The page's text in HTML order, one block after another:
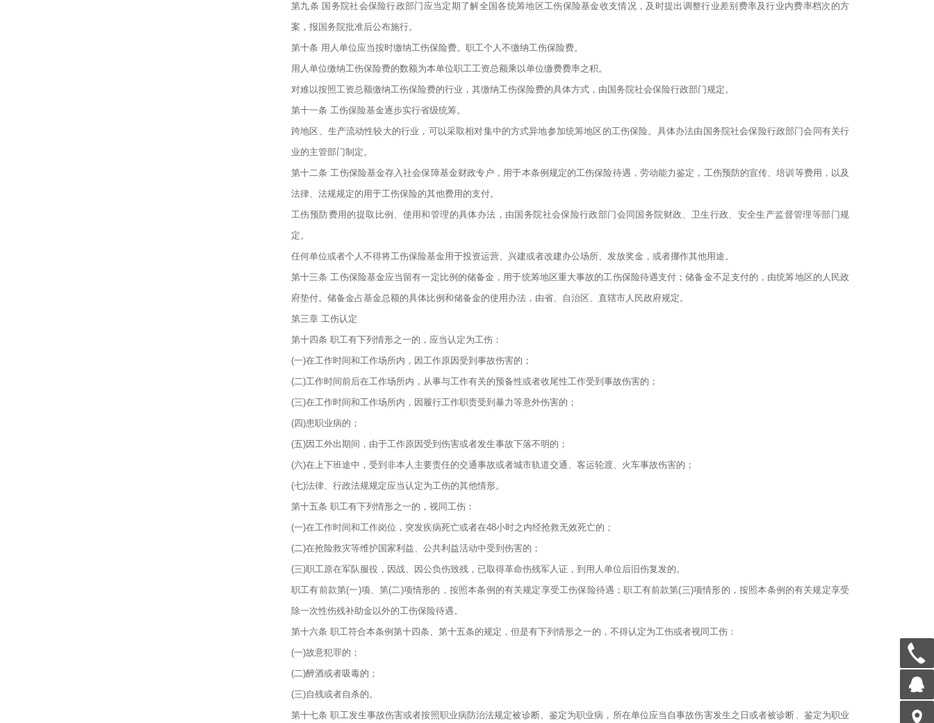
第九条 国务院社会保险行政部门应当定期了解全国各统筹地区工伤保险基金收支情况，及时提出调整行业差别费率及行业内费率档次的方
案，报国务院批准后公布施行。
第十条 用人单位应当按时缴纳工伤保险费。职工个人不缴纳工伤保险费。
用人单位缴纳工伤保险费的数额为本单位职工工资总额乘以单位缴费费率之积。
对难以按照工资总额缴纳工伤保险费的行业，其缴纳工伤保险费的具体方式，由国务院社会保险行政部门规定。
第十一条 工伤保险基金逐步实行省级统筹。
跨地区、生产流动性较大的行业，可以采取相对集中的方式异地参加统筹地区的工伤保险。具体办法由国务院社会保险行政部门会同有关行
业的主管部门制定。
第十二条 工伤保险基金存入社会保障基金财政专户，用于本条例规定的工伤保险待遇，劳动能力鉴定，工伤预防的宣传、培训等费用，以及
法律、法规规定的用于工伤保险的其他费用的支付。
工伤预防费用的提取比例、使用和管理的具体办法，由国务院社会保险行政部门会同国务院财政、卫生行政、安全生产监督管理等部门规
定。
任何单位或者个人不得将工伤保险基金用于投资运营、兴建或者改建办公场所、发放奖金，或者挪作其他用途。
第十三条 工伤保险基金应当留有一定比例的储备金，用于统筹地区重大事故的工伤保险待遇支付；储备金不足支付的，由统筹地区的人民政
府垫付。储备金占基金总额的具体比例和储备金的使用办法，由省、自治区、直辖市人民政府规定。
第三章 工伤认定
第十四条 职工有下列情形之一的，应当认定为工伤：
(一)在工作时间和工作场所内，因工作原因受到事故伤害的；
(二)工作时间前后在工作场所内，从事与工作有关的预备性或者收尾性工作受到事故伤害的；
(三)在工作时间和工作场所内，因履行工作职责受到暴力等意外伤害的；
(四)患职业病的；
(五)因工外出期间，由于工作原因受到伤害或者发生事故下落不明的；
(六)在上下班途中，受到非本人主要责任的交通事故或者城市轨道交通、客运轮渡、火车事故伤害的；
(七)法律、行政法规规定应当认定为工伤的其他情形。
第十五条 职工有下列情形之一的，视同工伤：
(一)在工作时间和工作岗位，突发疾病死亡或者在48小时之内经抢救无效死亡的；
(二)在抢险救灾等维护国家利益、公共利益活动中受到伤害的；
(三)职工原在军队服役，因战、因公负伤致残，已取得革命伤残军人证，到用人单位后旧伤复发的。
职工有前款第(一)项、第(二)项情形的，按照本条例的有关规定享受工伤保险待遇；职工有前款第(三)项情形的，按照本条例的有关规定享受
除一次性伤残补助金以外的工伤保险待遇。
第十六条 职工符合本条例第十四条、第十五条的规定，但是有下列情形之一的，不得认定为工伤或者视同工伤：
(一)故意犯罪的；
(二)醉酒或者吸毒的；
(三)自残或者自杀的。
第十七条 职工发生事故伤害或者按照职业病防治法规定被诊断、鉴定为职业病，所在单位应当自事故伤害发生之日或者被诊断、鉴定为职业